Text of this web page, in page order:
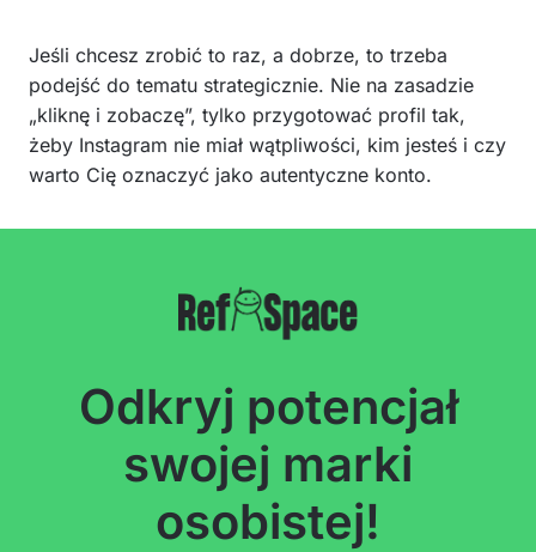
Jeśli chcesz zrobić to raz, a dobrze, to trzeba
podejść do tematu strategicznie. Nie na zasadzie
„kliknę i zobaczę”, tylko przygotować profil tak,
żeby Instagram nie miał wątpliwości, kim jesteś i czy
warto Cię oznaczyć jako autentyczne konto.
Odkryj potencjał
swojej marki
osobistej!